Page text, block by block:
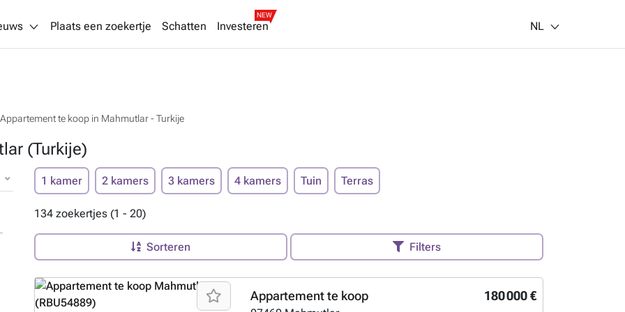
Plaats een zoekertje Schatten Investeren
NEW
NL
Appartement te koop in Mahmutlar - Turkije
(Turkije)
1 kamer 2 kamers 3 kamers 4 kamers Tuin Terras
134 zoekertjes (1 - 20)
Sorteren Filters
180 000 €
Appartement te koop